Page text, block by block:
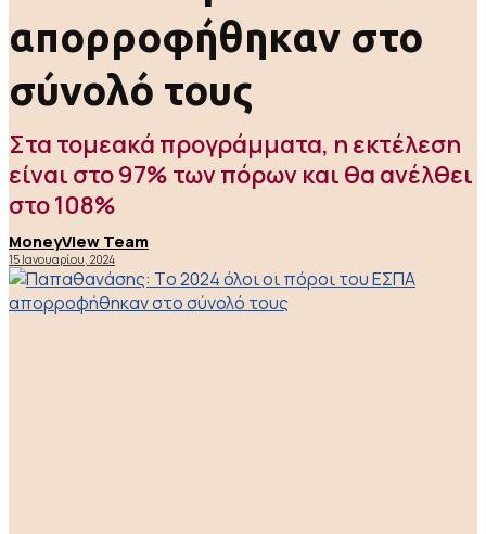
απορροφήθηκαν στο
σύνολό τους
Στα τομεακά προγράμματα, η εκτέλεση
είναι στο 97% των πόρων και θα ανέλθει
στο 108%
MoneyView Team
15 Ιανουαρίου, 2024